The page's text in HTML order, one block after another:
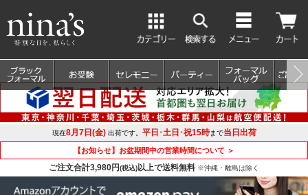
現在8月7日(金)出荷です。 平日･土日･祝15時まで当日出荷
【お知らせ】お盆期間中の営業時間について ＞
ご注文合計3,980円(税込)以上で送料無料 ※沖縄・離島は除く